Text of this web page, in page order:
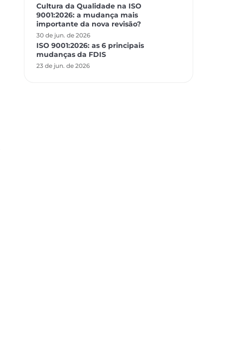
Cultura da Qualidade na ISO
9001:2026: a mudança mais
importante da nova revisão?
30 de jun. de 2026
ISO 9001:2026: as 6 principais
mudanças da FDIS
23 de jun. de 2026